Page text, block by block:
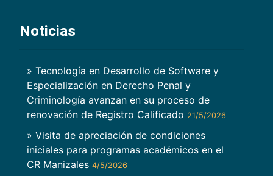
Noticias
» Tecnología en Desarrollo de Software y
Especialización en Derecho Penal y
Criminología avanzan en su proceso de
renovación de Registro Calificado 21/5/2026
» Visita de apreciación de condiciones
iniciales para programas académicos en el
CR Manizales 4/5/2026